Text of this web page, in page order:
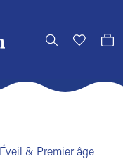
Éveil & Premier âge